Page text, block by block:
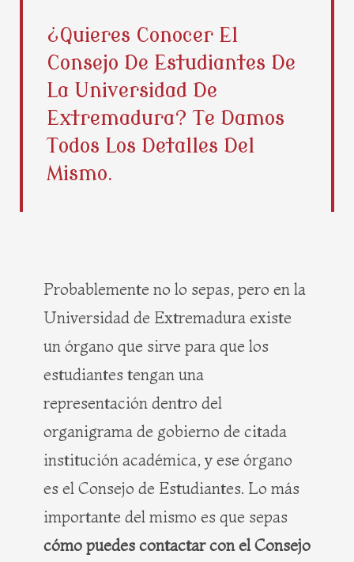
e
b
o
o
w
i
t
t
r
t
e
r
e
s
t
g
m
¿Quieres Conocer El
Consejo De Estudiantes De
La Universidad De
Extremadura? Te Damos
Todos Los Detalles Del
Mismo.
Probablemente no lo sepas, pero en la
Universidad de Extremadura existe
un órgano que sirve para que los
estudiantes tengan una
representación dentro del
organigrama de gobierno de citada
institución académica, y ese órgano
es el Consejo de Estudiantes. Lo más
importante del mismo es que sepas
cómo puedes contactar con el Consejo